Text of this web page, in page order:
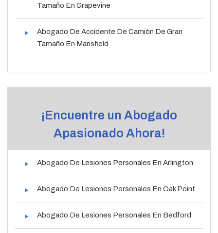
Tamaño En Grapevine
Abogado De Accidente De Camión De Gran
Tamaño En Mansfield
¡Encuentre un Abogado
Apasionado Ahora!
Abogado De Lesiones Personales En Arlington
Abogado De Lesiones Personales En Oak Point
Abogado De Lesiones Personales En Bedford